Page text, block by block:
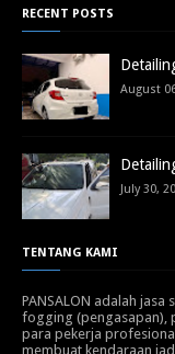
RECENT POSTS
August
July 30,
TENTANG KAMI
PANSALON adalah
fogging (pengasapan),
para pekerja
membuat kendaraan